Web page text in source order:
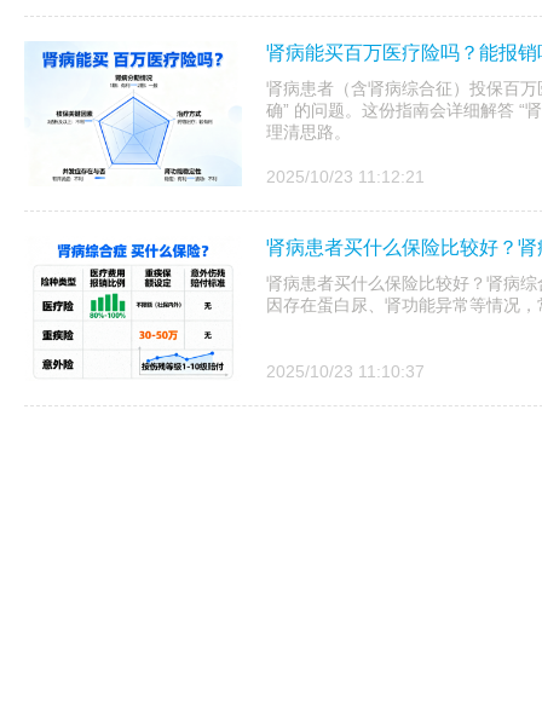
肾病能买百万医疗险吗？能报
肾病患者（含肾病综合征）投保百万
确” 的问题。这份指南会详细解答 “
理清思路。
2025/10/23 11:12:21
肾病患者买什么保险比较好？
肾病患者买什么保险比较好？肾病
因存在蛋白尿、肾功能异常等情况
2025/10/23 11:10:37